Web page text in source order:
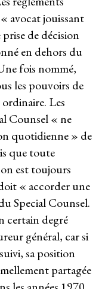
avocat jouissant
de décision
en dehors du
fois nommé,
les pouvoirs de
Les
Counsel « ne
quotidienne » de
que toute
est toujours
« accorder une
Special Counsel.
certain degré
général, car si
sa position
partagée